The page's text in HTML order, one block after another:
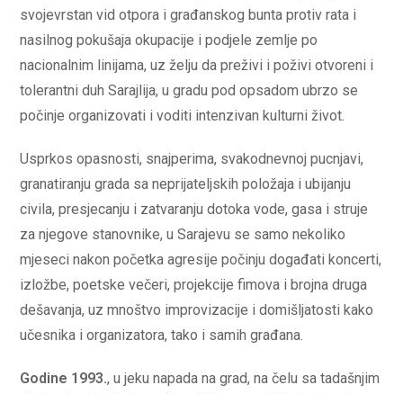
svojevrstan vid otpora i građanskog bunta protiv rata i
nasilnog pokušaja okupacije i podjele zemlje po
nacionalnim linijama, uz želju da preživi i poživi otvoreni i
tolerantni duh Sarajlija, u gradu pod opsadom ubrzo se
počinje organizovati i voditi intenzivan kulturni život.
Usprkos opasnosti, snajperima, svakodnevnoj pucnjavi,
granatiranju grada sa neprijateljskih položaja i ubijanju
civila, presjecanju i zatvaranju dotoka vode, gasa i struje
za njegove stanovnike, u Sarajevu se samo nekoliko
mjeseci nakon početka agresije počinju događati koncerti,
izložbe, poetske večeri, projekcije fimova i brojna druga
dešavanja, uz mnoštvo improvizacije i domišljatosti kako
učesnika i organizatora, tako i samih građana.
Godine 1993., u jeku napada na grad, na čelu sa tadašnjim